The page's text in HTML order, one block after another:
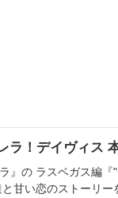
ラ！デイヴィス
』の ラスベガス編
甘い恋のストーリ